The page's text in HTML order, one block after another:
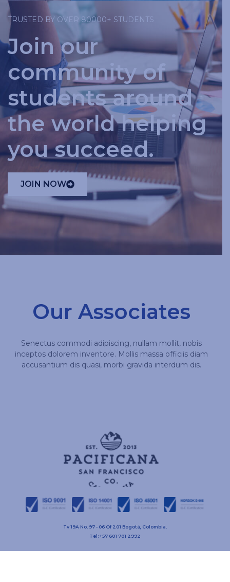
TRUSTED BY OVER 80000+ STUDENTS
Join our
community of
students around
the world helping
you succeed.
JOIN NOW
Our Associates
Senectus commodi adipiscing, nullam mollit, nobis
inceptos dolorem inventore. Mollis massa officiis diam
accusantium dis quasi, morbi gravida interdum dis.
Tv 19A No. 97 - 06 Of 201 Bogotá, Colombia.
Tel: +57 601 701 2992